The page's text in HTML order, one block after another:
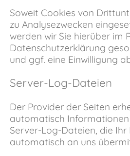
Soweit Cookies von
zu Analysezwecken
werden wir Sie hierüber im
Datenschutzerklärung
und ggf. eine Einwilligung
Server-Log-Dateien
Der Provider der Seiten
automatisch
Server-Log-Dateien, die Ihr
automatisch an uns